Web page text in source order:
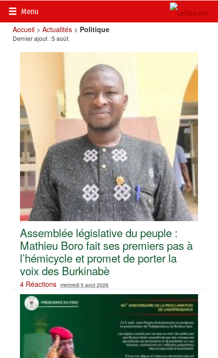
Menu
Accueil >Actualités > Politique
Dernier ajout : 5 août.
Assemblée législative du peuple :
Mathieu Boro fait ses premiers pas à
l’hémicycle et promet de porter la
voix des Burkinabè
4 Réactions mercredi 5 août 2026